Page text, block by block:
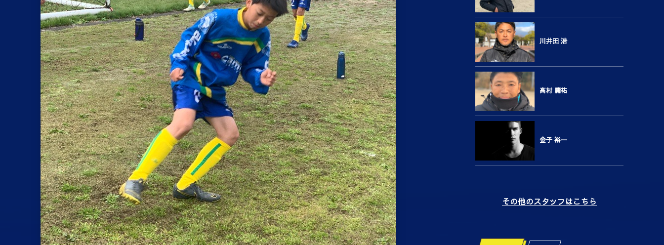
川井田 浩
高村 庸祐
金子 裕一
その他のスタッフはこちら